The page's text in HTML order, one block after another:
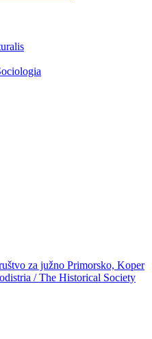
za južno Primorsko, Koper
/ The Historical Society